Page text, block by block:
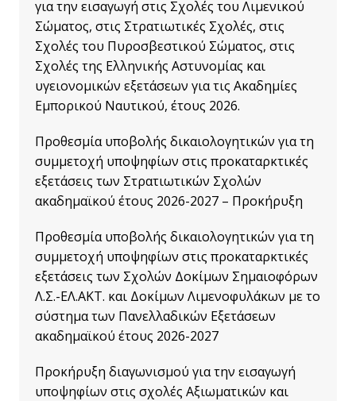
για την εισαγωγή στις Σχολές του Λιμενικού
Σώματος, στις Στρατιωτικές Σχολές, στις
Σχολές του Πυροσβεστικού Σώματος, στις
Σχολές της Ελληνικής Αστυνομίας και
υγειονομικών εξετάσεων για τις Ακαδημίες
Εμπορικού Ναυτικού, έτους 2026.
Προθεσμία υποβολής δικαιολογητικών για τη
συμμετοχή υποψηφίων στις προκαταρκτικές
εξετάσεις των Στρατιωτικών Σχολών
ακαδημαϊκού έτους 2026-2027 – Προκήρυξη
Προθεσμία υποβολής δικαιολογητικών για τη
συμμετοχή υποψηφίων στις προκαταρκτικές
εξετάσεις των Σχολών Δοκίμων Σημαιοφόρων
Λ.Σ.-ΕΛ.ΑΚΤ. και Δοκίμων Λιμενοφυλάκων με το
σύστημα των Πανελλαδικών Εξετάσεων
ακαδημαϊκού έτους 2026-2027
Προκήρυξη διαγωνισμού για την εισαγωγή
υποψηφίων στις σχολές Αξιωματικών και